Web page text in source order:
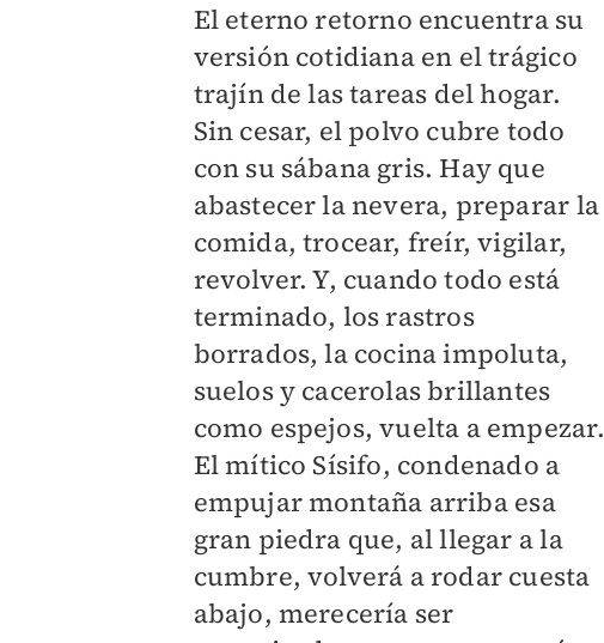
El eterno retorno encuentra su
versión cotidiana en el trágico
trajín de las tareas del hogar.
Sin cesar, el polvo cubre todo
con su sábana gris. Hay que
abastecer la nevera, preparar la
comida, trocear, freír, vigilar,
revolver. Y, cuando todo está
terminado, los rastros
borrados, la cocina impoluta,
suelos y cacerolas brillantes
como espejos, vuelta a empezar.
El mítico Sísifo, condenado a
empujar montaña arriba esa
gran piedra que, al llegar a la
cumbre, volverá a rodar cuesta
abajo, merecería ser